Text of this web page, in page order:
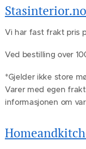
Stasinterior.no
Vi har fast frakt pris
Ved bestilling over
*Gjelder ikke store
Varer med egen
informasjonen om